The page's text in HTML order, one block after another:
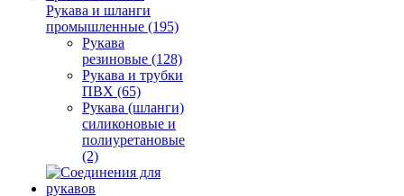
Рукава и шланги
промышленные (195)
Рукава
резиновые (128)
Рукава и трубки
ПВХ (65)
Рукава (шланги)
силиконовые и
полиуретановые
(2)